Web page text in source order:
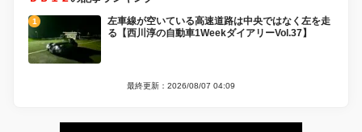
左車線が空いている高速道路は中央ではなく左を走
る【西川淳の自動車1WeekダイアリーVol.37】
最終更新：2026/08/07 04:09